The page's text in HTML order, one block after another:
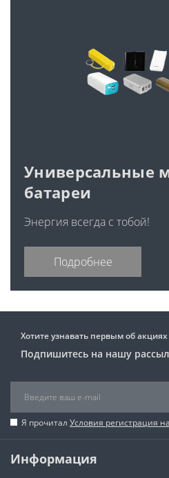
Универсальные
батареи
Энергия всегда с тобой!
Подробнее
Хотите узнавать первым об акциях
Подпишитесь на нашу
Я прочитал Условия регистрация
Информация